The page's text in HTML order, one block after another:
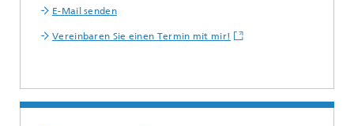
E-Mail senden
Vereinbaren Sie einen Termin mit mir!